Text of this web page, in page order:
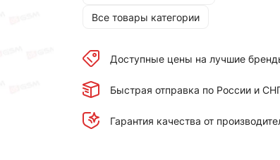
Все товары категории
Доступные цены на лучшие
Быстрая отправка по России и
Гарантия качества от